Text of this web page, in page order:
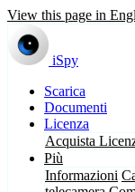
View this page in
iSpy
Scarica
Documenti
Licenza
Acquista
Più
Informazioni